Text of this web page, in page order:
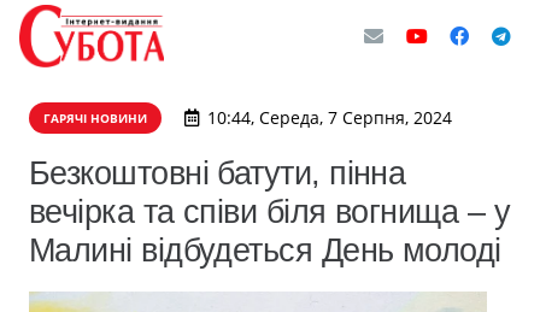
ГАРЯЧІ НОВИНИ 10:44, Середа, 7 Серпня, 2024
Безкоштовні батути, пінна
вечірка та співи біля вогнища – у
Малині відбудеться День молоді